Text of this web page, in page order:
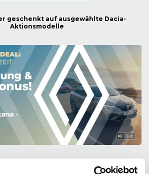
geschenkt auf ausgewählte Dacia-
Aktionsmodelle